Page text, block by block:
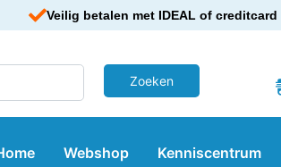
Veilig betalen met IDEAL of creditcard
Webshop Kenniscentrum